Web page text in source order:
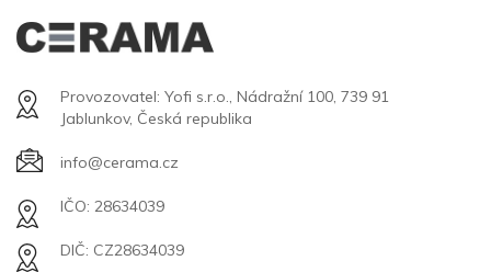
Provozovatel: Yofi s.r.o., Nádražní 100, 739 91
Jablunkov, Česká republika
info@cerama.cz
IČO: 28634039
DIČ: CZ28634039